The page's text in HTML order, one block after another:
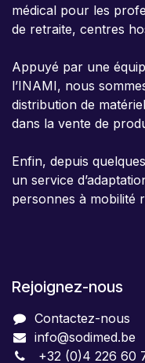
médical pour les
de retraite, centres
Appuyé par une
l’INAMI, nous
distribution de
dans la vente de
Enfin, depuis
un service
personnes à mobilité
Rejoignez-nous
Contactez-nous
info@sodimed.be
+32 (0)4 226 60